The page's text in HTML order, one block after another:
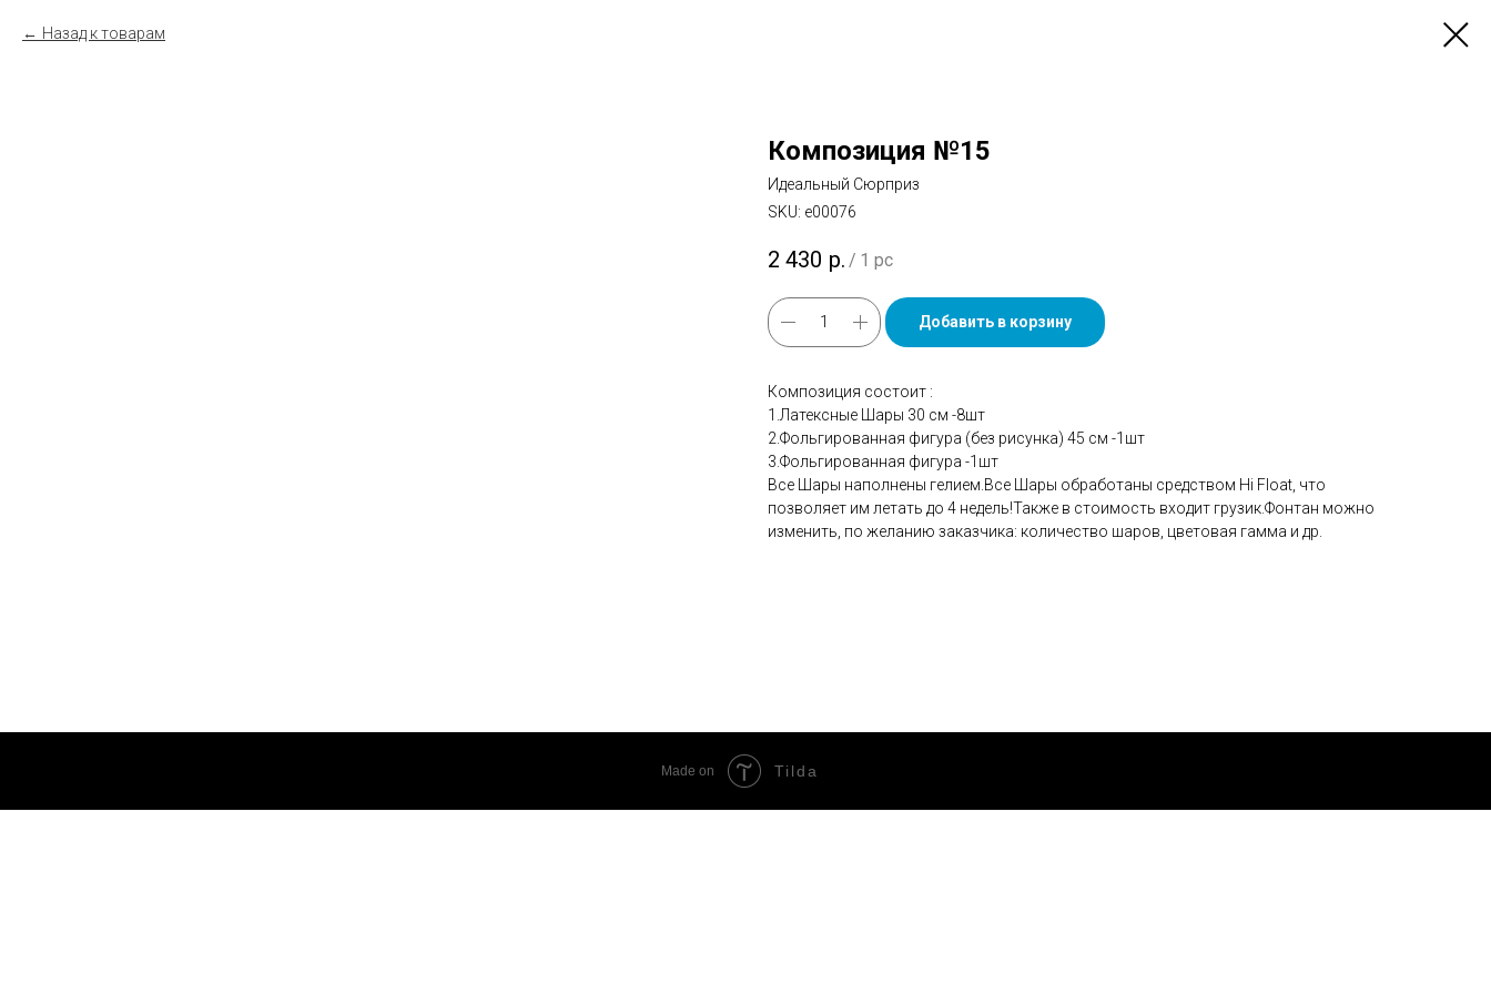
Назад к товарам
Композиция №15
Идеальный Сюрприз
SKU: е00076
2 430 р. / 1 pc
Добавить в корзину
Композиция состоит :
1.Латексные Шары 30 см -8шт
2.Фольгированная фигура (без рисунка) 45 см -1шт
3.Фольгированная фигура -1шт
Все Шары наполнены гелием.Все Шары обработаны средством Hi Float, что
позволяет им летать до 4 недель!Также в стоимость входит грузик.Фонтан можно
изменить, по желанию заказчика: количество шаров, цветовая гамма и др.
Made on Tilda